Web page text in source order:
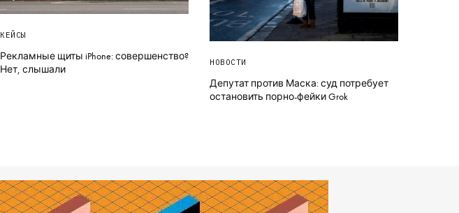
КЕЙСЫ
Рекламные щиты iPhone: совершенство?
Нет, слышали
НОВОСТИ
Депутат против Маска: суд потребует
остановить порно-фейки Grok